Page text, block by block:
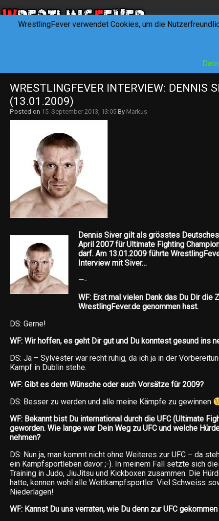
WRESTLINGFEVER INTERVIEW: DENNIS
(13.01.2009)
Posted on 15. September 2013, 13:05 By Markus
Dennis Siver gilt als grösstes
April 2007 für Ultimate Fighting
darf. Am 13.01.2009 führte
Interview mit Siver…
—-
WF: Erst mal vielen Dank das Du Dir die
WrestlingFever.de genommen hast.
DS: Gerne!
WF: Wir hoffen, es geht Dir gut und Du konntest gesund ins
DS: Ja – Sylvester war recht ruhig, da ich ja in der
Kampf in Dublin stehe.
WF: Gibt es denn Wünsche oder auch Vorsätze für 2009?
DS: Besser zu werden und alle meine Kämpfe zu gewinnen
WF: Bekannt bist Du international durch die UFC (Ultimate
geworden. Wie lange war Dein Weg zu UFC und welche
nehmen?
DS: Nun ja, man kommt nicht ohne Weiteres zur UFC – da
ein Kampfsportleben davor ;-). In meinem Fall setzte sich
Training in Judo, JiuJitsu und Kickboxen zusammen. Die
hatte, kennen wohl alle Wettkampfsportler: Viel Schweiss
Niederlagen!
WF: Kannst Du uns verraten, wie Du denn zur UFC
WrestlingFever verwendet Cookies, um die